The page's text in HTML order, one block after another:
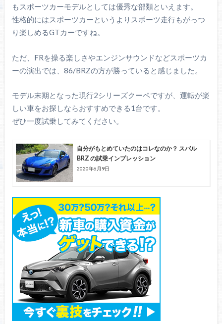
もスポーツカーモデルとしては優秀な部類といえます。
性格的にはスポーツカーというよりスポーツ走行もがっつ
り楽しめるGTカーですね。
ただ、FRを操る楽しさやエンジンサウンドなどスポーツカ
ーの演出では、86/BRZの方が勝っていると感じました。
モデル末期となった現行2シリーズクーペですが、運転が楽
しい車をお探しならおすすめできる1台です。
ぜひ一度試乗してみてください。
自分がもとめていたのはコレなのか？ スバル
BRZ の試乗インプレッション
2020年6月9日